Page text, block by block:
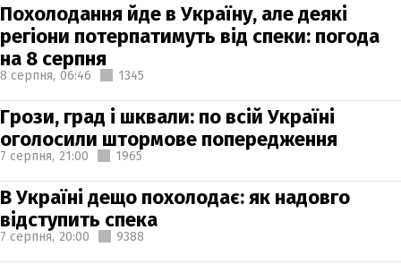
Похолодання йде в Україну, але деякі
регіони потерпатимуть від спеки: погода
на 8 серпня
8 серпня, 06:46 1345
Грози, град і шквали: по всій Україні
оголосили штормове попередження
7 серпня, 21:00 1965
В Україні дещо похолодає: як надовго
відступить спека
7 серпня, 20:00 9388